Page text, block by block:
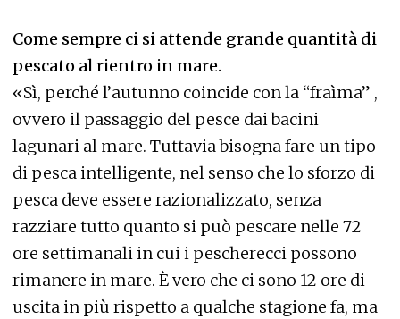
Come sempre ci si attende grande quantità di
pescato al rientro in mare.
«Sì, perché l’autunno coincide con la “fraìma” ,
ovvero il passaggio del pesce dai bacini
lagunari al mare. Tuttavia bisogna fare un tipo
di pesca intelligente, nel senso che lo sforzo di
pesca deve essere razionalizzato, senza
razziare tutto quanto si può pescare nelle 72
ore settimanali in cui i pescherecci possono
rimanere in mare. È vero che ci sono 12 ore di
uscita in più rispetto a qualche stagione fa, ma